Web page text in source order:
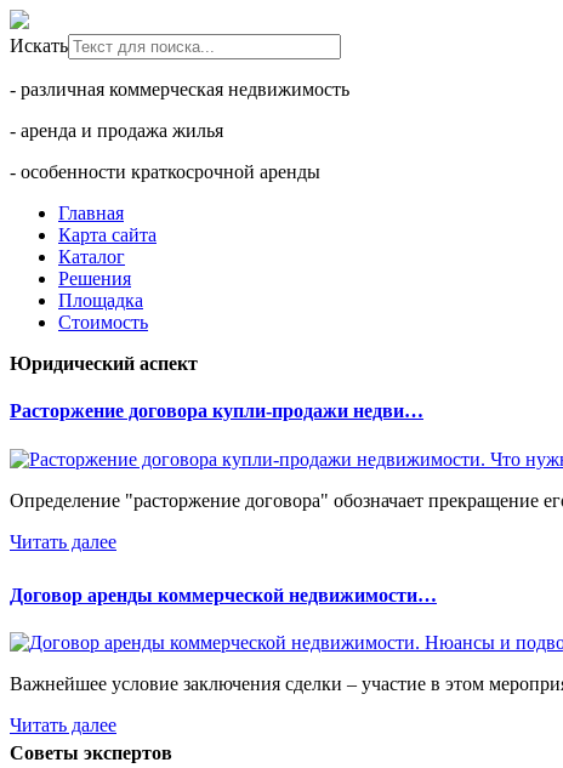
Искать
- различная коммерческая недвижимость
- аренда и продажа жилья
- особенности краткосрочной аренды
Главная
Карта сайта
Каталог
Решения
Площадка
Стоимость
Юридический аспект
Расторжение договора купли-продажи недви…
Определение "расторжение договора" обозначает прекращение
Читать далее
Договор аренды коммерческой недвижимости…
Важнейшее условие заключения сделки – участие в этом
Читать далее
Советы экспертов